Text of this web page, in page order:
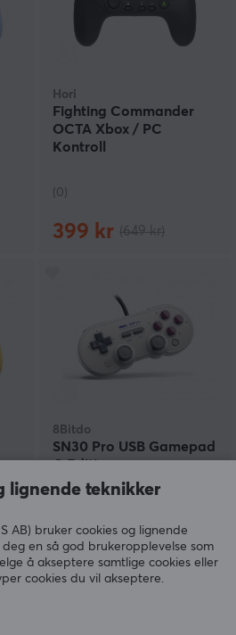
Hori
Fighting Commander
OCTA Xbox / PC
Kontroll
(0)
399 kr
8Bitdo
SN30 Pro USB Gamepad
G Edition
(1)
299 kr
lignende teknikker
AB) bruker cookies og lignende
en så god brukeropplevelse som
å akseptere samtlige cookies eller
cookies du vil akseptere.